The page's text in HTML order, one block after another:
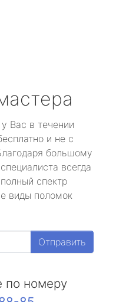
Вас в течении
и не с
большому
всегда
спектр
виды поломок
Отправить
по номеру